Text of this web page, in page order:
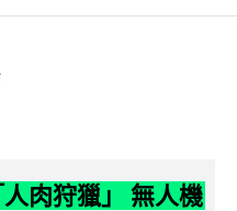
肉狩獵」 無人機